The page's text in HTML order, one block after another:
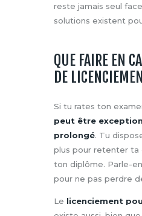
reste jamais seul
solutions existent
QUE FAIRE EN
DE
Si tu rates ton
peut être
prolongé. Tu
plus pour retenter ta
ton diplôme. Parle-
pour ne pas perdre
Le licenciement